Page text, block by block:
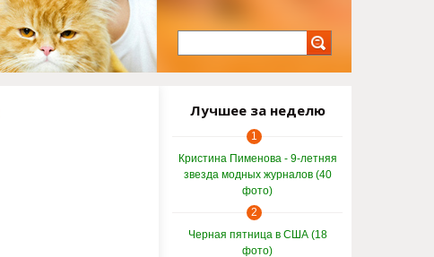
Лучшее за неделю
1
Кристина Пименова - 9-летняя
звезда модных журналов (40
фото)
2
Черная пятница в США (18
фото)